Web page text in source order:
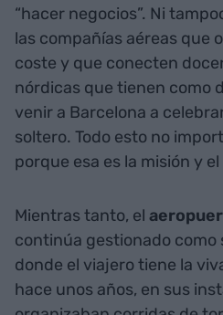
“hacer negocios”. Ni
las compañías aéreas que
coste y que conecten
nórdicas que tienen como
venir a Barcelona a
soltero. Todo esto no
porque esa es la misión y
Mientras tanto, el
continúa gestionado como
donde el viajero tiene la
hace unos años, en sus